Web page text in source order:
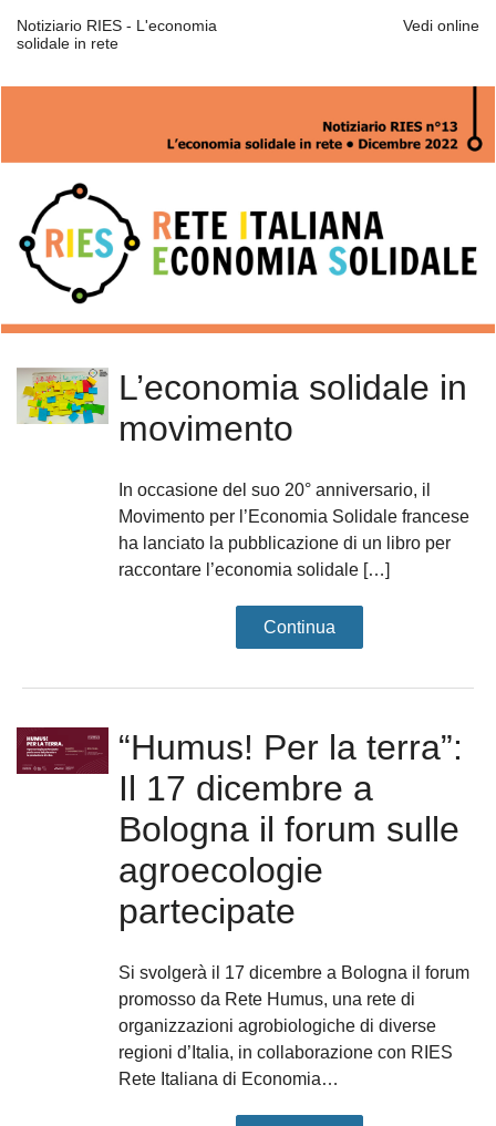
Notiziario RIES - L'economia
solidale in rete
Vedi online
L’economia solidale in
movimento
In occasione del suo 20° anniversario, il
Movimento per l’Economia Solidale francese
ha lanciato la pubblicazione di un libro per
raccontare l’economia solidale […]
Continua
“Humus! Per la terra”:
Il 17 dicembre a
Bologna il forum sulle
agroecologie
partecipate
Si svolgerà il 17 dicembre a Bologna il forum
promosso da Rete Humus, una rete di
organizzazioni agrobiologiche di diverse
regioni d’Italia, in collaborazione con RIES
Rete Italiana di Economia…